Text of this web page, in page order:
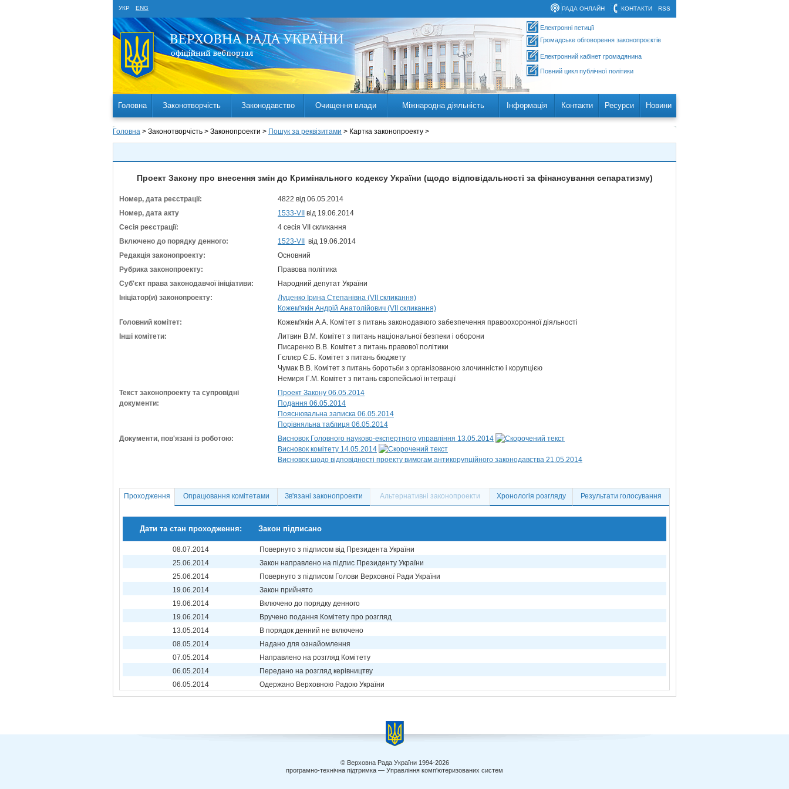
УКР ENG RSS
КОНТАКТИ
РАДА ОНЛАЙН
Електронні петиції
Громадське обговорення законопроєктів
Електронний кабінет громадянина
Повний цикл публічної політики
Головна Законотворчість Законодавство Очищення влади Міжнародна діяльність Інформація Контакти Ресурси Новини
Головна > Законотворчість > Законопроекти > Пошук за реквізитами > Картка законопроекту >
Проект Закону про внесення змін до Кримінального кодексу України (щодо відповідальності за фінансування сепаратизму)
Номер, дата реєстрації:
4822 від 06.05.2014
Номер, дата акту
1533-VII
від 19.06.2014
Сесія реєстрації:
4 сесія VII скликання
Включено до порядку денного:
1523-VII
від 19.06.2014
Редакція законопроекту:
Основний
Рубрика законопроекту:
Правова політика
Суб'єкт права законодавчої ініціативи:
Народний депутат України
Ініціатор(и) законопроекту:
Луценко Ірина Степанівна (VII скликання)
Кожем'якін Андрій Анатолійович (VII скликання)
Головний комітет:
Кожем'якін А.А. Комітет з питань законодавчого забезпечення правоохоронної діяльності
Інші комітети:
Литвин В.М. Комітет з питань національної безпеки і оборони
Писаренко В.В. Комітет з питань правової політики
Гєллєр Є.Б. Комітет з питань бюджету
Чумак В.В. Комітет з питань боротьби з організованою злочинністю і корупцією
Немиря Г.М. Комітет з питань європейської інтеграції
Текст законопроекту та супровідні
документи:
Проект Закону 06.05.2014
Подання 06.05.2014
Пояснювальна записка 06.05.2014
Порівняльна таблиця 06.05.2014
Документи, пов'язані із роботою:
Висновок Головного науково-експертного управління 13.05.2014
Висновок комітету 14.05.2014
Висновок щодо відповідності проекту вимогам антикорупційного законодавства 21.05.2014
Проходження Опрацювання комітетами Зв'язані законопроекти Альтернативні законопроекти Хронологія розгляду Результати голосування
Дати та стан проходження: Закон підписано
08.07.2014
Повернуто з підписом від Президента України
25.06.2014
Закон направлено на підпис Президенту України
25.06.2014
Повернуто з підписом Голови Верховної Ради України
19.06.2014
Закон прийнято
19.06.2014
Включено до порядку денного
19.06.2014
Вручено подання Комітету про розгляд
13.05.2014
В порядок денний не включено
08.05.2014
Надано для ознайомлення
07.05.2014
Направлено на розгляд Комітету
06.05.2014
Передано на розгляд керівництву
06.05.2014
Одержано Верховною Радою України
© Верховна Рада України 1994-2026
програмно-технічна підтримка — Управління комп'ютеризованих систем